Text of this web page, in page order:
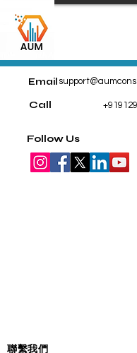
Email
Call
Follow Us
聯繫我們